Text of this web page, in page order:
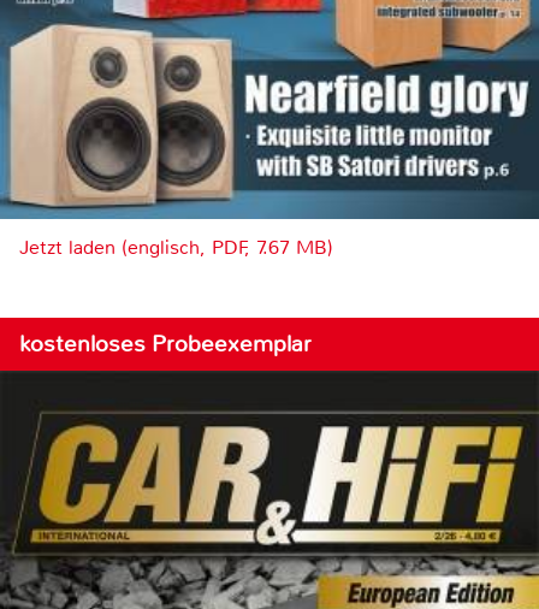
Jetzt laden (englisch, PDF, 7.67 MB)
kostenloses Probeexemplar